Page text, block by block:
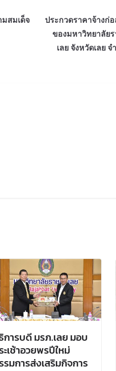
สมเด็จ
ประกวดราคาจ้างก่
ของมหาวิทยาลัยร
เลย จังหวัดเลย
การบดี มรภ.เลย มอบ
ะเช้าอวยพรปีใหม่
รมการส่งเสริมกิจการ